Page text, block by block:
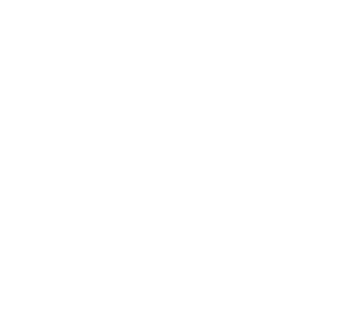
Arasa. Leia nossos conteúdos!
Arasa. Leia nossos conteúdos!